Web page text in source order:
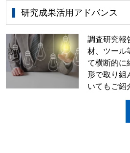
研究成果活用アドバンス
調査研究報
材、ツール
て横断的に
形で取り組
いてもご紹